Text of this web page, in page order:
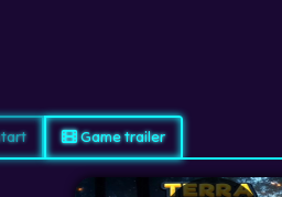
Game trailer